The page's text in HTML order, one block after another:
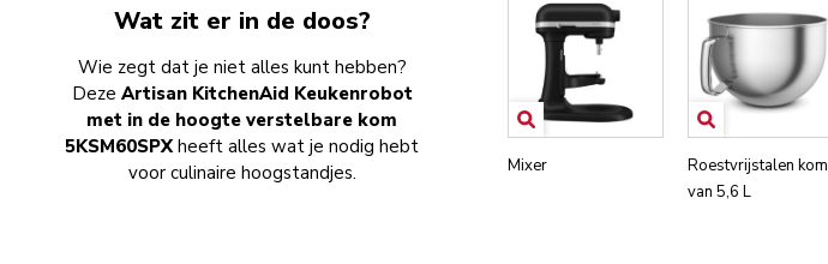
Wat zit er in de doos?
Wie zegt dat je niet alles kunt hebben?
Deze Artisan KitchenAid Keukenrobot
met in de hoogte verstelbare kom
5KSM60SPXheeft alles wat je nodig hebt
voor culinaire hoogstandjes.
Mixer
Roestvrijstalen kom
van 5,6 L